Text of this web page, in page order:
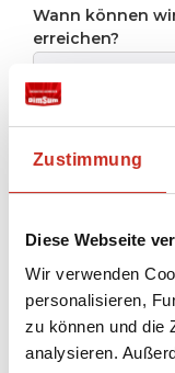
Zustimmung
Diese Webseite
Wir verwenden
personalisieren,
zu können und die
analysieren.
Wann können
erreichen?
Ich stimme
Dimsum
Senden